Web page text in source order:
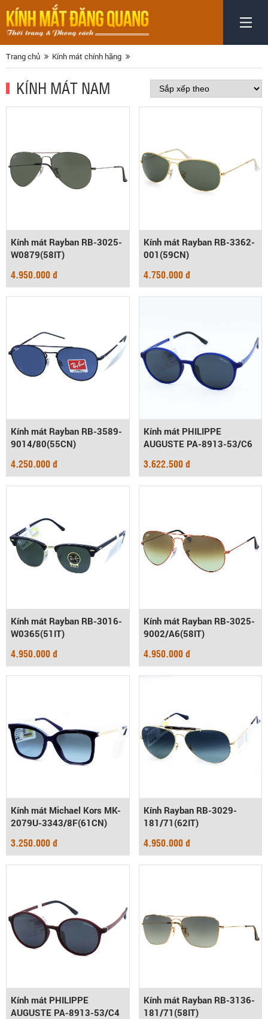
Trang chủ Kính mát chính hãng
KÍNH MÁT NAM
Kính mát Rayban RB-3025-
W0879(58IT)
4.950.000 đ
Kính mát Rayban RB-3362-
001(59CN)
4.750.000 đ
Kính mát Rayban RB-3589-
9014/80(55CN)
4.250.000 đ
Kính mát PHILIPPE
AUGUSTE PA-8913-53/C6
3.622.500 đ
Kính mát Rayban RB-3016-
W0365(51IT)
4.950.000 đ
Kính mát Rayban RB-3025-
9002/A6(58IT)
4.950.000 đ
Kính mát Michael Kors MK-
2079U-3343/8F(61CN)
3.250.000 đ
Kính Rayban RB-3029-
181/71(62IT)
4.950.000 đ
Kính mát PHILIPPE
AUGUSTE PA-8913-53/C4
Kính mát Rayban RB-3136-
181/71(58IT)